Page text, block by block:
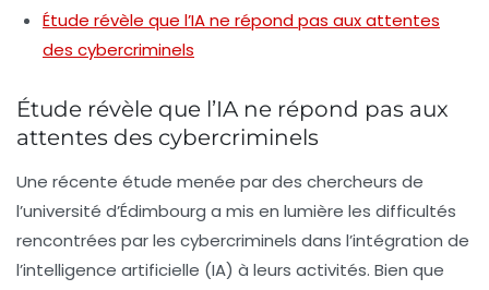
Étude révèle que l’IA ne répond pas aux attentes
des cybercriminels
Étude révèle que l’IA ne répond pas aux
attentes des cybercriminels
Une récente étude menée par des chercheurs de
l’université d’Édimbourg a mis en lumière les difficultés
rencontrées par les cybercriminels dans l’intégration de
l’intelligence artificielle (IA) à leurs activités. Bien que